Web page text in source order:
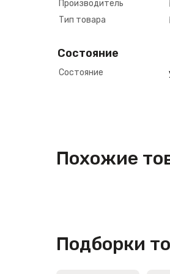
Производитель
Тип товара
Состояние
Состояние
Похожие
Подборки